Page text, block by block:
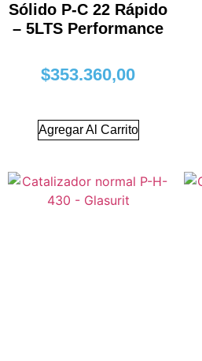
Sólido P-C 22 Rápido
– 5LTS Performance
$353.360,00
Agregar Al Carrito